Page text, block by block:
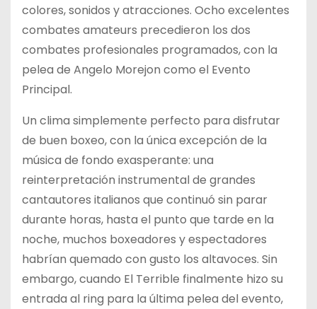
colores, sonidos y atracciones. Ocho excelentes
combates amateurs precedieron los dos
combates profesionales programados, con la
pelea de Angelo Morejon como el Evento
Principal.
Un clima simplemente perfecto para disfrutar
de buen boxeo, con la única excepción de la
música de fondo exasperante: una
reinterpretación instrumental de grandes
cantautores italianos que continuó sin parar
durante horas, hasta el punto que tarde en la
noche, muchos boxeadores y espectadores
habrían quemado con gusto los altavoces. Sin
embargo, cuando El Terrible finalmente hizo su
entrada al ring para la última pelea del evento,